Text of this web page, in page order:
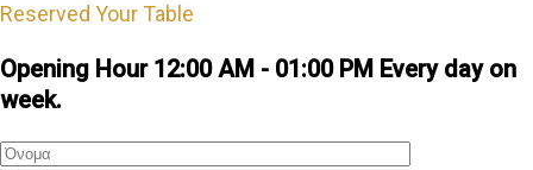
Reserved Your Table
Opening Hour 12:00 AM - 01:00 PM Every day on
week.